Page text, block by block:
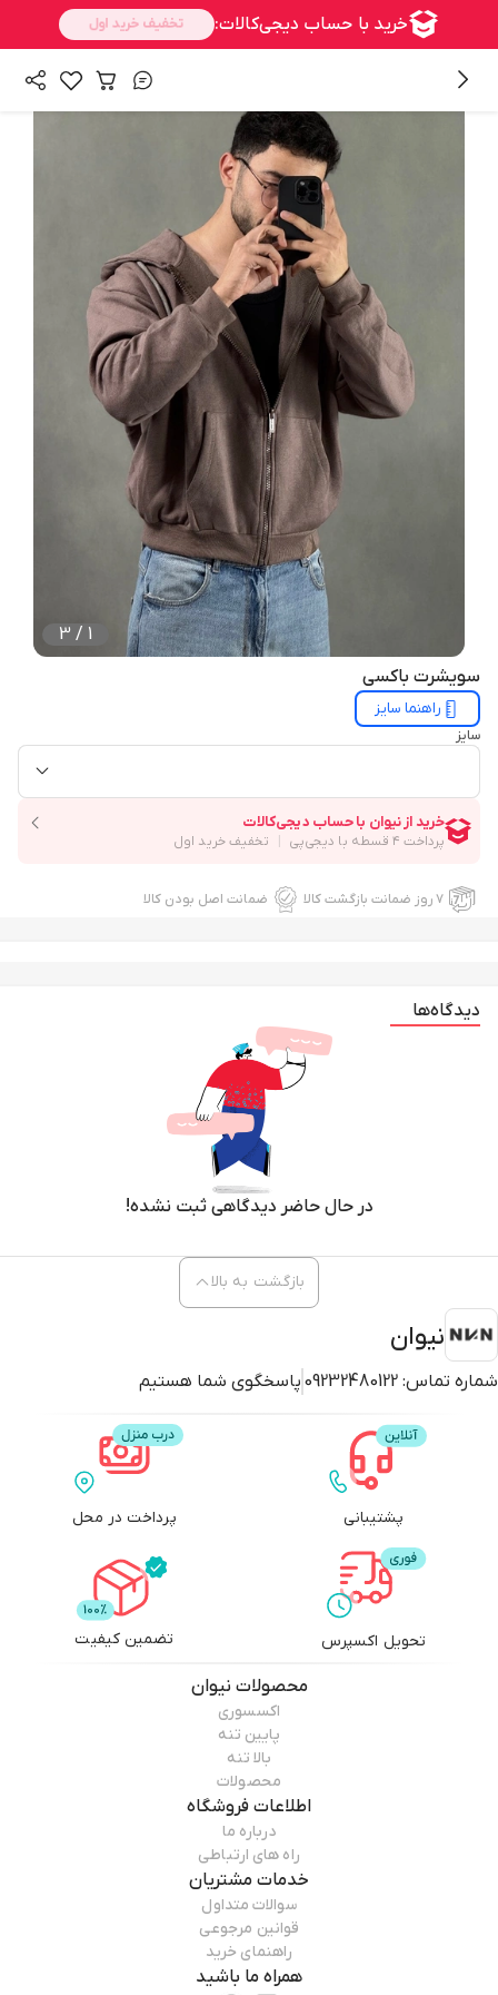
1
/
3
سویشرت باکسی
راهنما سایز
سایز
۷ روز ضمانت بازگشت کالا ضمانت اصل بودن کالا
دیدگاه‌ها
در حال حاضر دیدگاهی ثبت نشده!
نیوان
شماره تماس: 09232480122 پاسخگوی شما هستیم
بازگشت به بالا
پشتیبانی پرداخت در محل
تحویل اکسپرس تضمین کیفیت
محصولات نیوان
اکسسوری
پایین تنه
بالا تنه
محصولات
اطلاعات فروشگاه
درباره ما
راه های ارتباطی
خدمات مشتریان
سوالات متداول
قوانین مرجوعی
راهنمای خرید
همراه ما باشید